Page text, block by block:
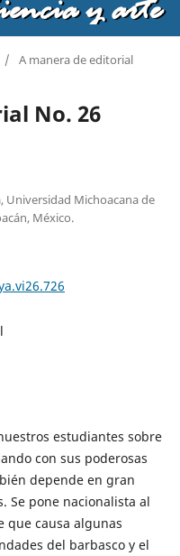
y arte
/ A manera de editorial
No. 26
Universidad Michoacana de
México.
estudiantes sobre
con sus poderosas
depende en gran
Se pone nacionalista al
que causa algunas
del barbasco y el